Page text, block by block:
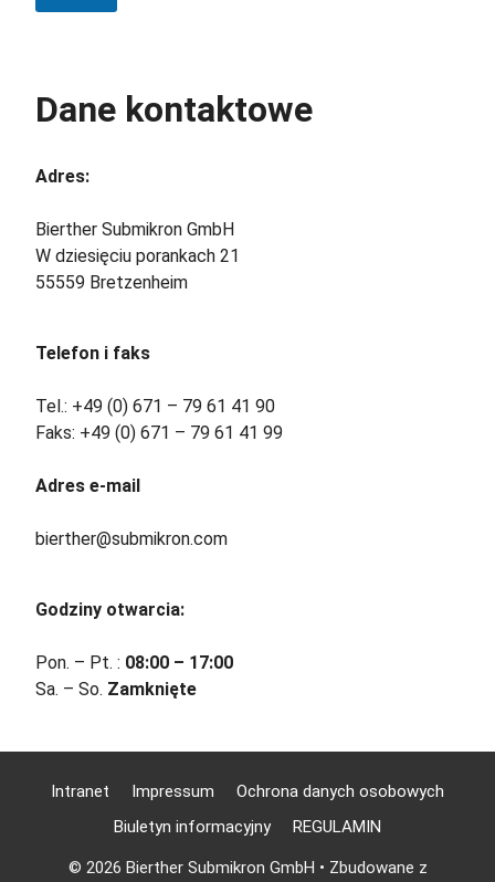
Dane kontaktowe
Adres:
Bierther Submikron GmbH
W dziesięciu porankach 21
55559 Bretzenheim
Telefon i faks
Tel.: +49 (0) 671 – 79 61 41 90
Faks: +49 (0) 671 – 79 61 41 99
Adres e-mail
bierther@submikron.com
Godziny otwarcia:
Pon. – Pt. : 08:00 – 17:00
Sa. – So. Zamknięte
Intranet Impressum
Ochrona danych osobowych
Biuletyn informacyjny
REGULAMIN
© 2026 Bierther Submikron GmbH • Zbudowane z